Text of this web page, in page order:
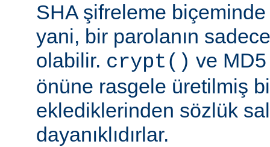
SHA şifreleme
yani, bir parolanın
olabilir. crypt() ve
önüne rasgele üretilmiş
eklediklerinden sözlük
dayanıklıdırlar.